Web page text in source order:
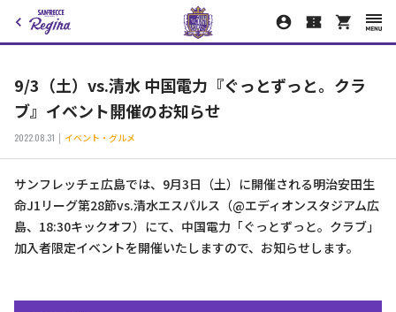
9/3（土）vs.清水 中国電力『ぐっとずっと。クラ
ブ』イベント開催のお知らせ
2022.08.31 イベント・グルメ
サンフレッチェ広島では、9月3日（土）に開催される明治安田生
命J1リーグ第28節vs.清水エスパルス（@エディオンスタジアム広
島、18:30キックオフ）にて、中国電力「ぐっとずっと。クラブ」
加入者限定イベントを開催いたしますので、お知らせします。